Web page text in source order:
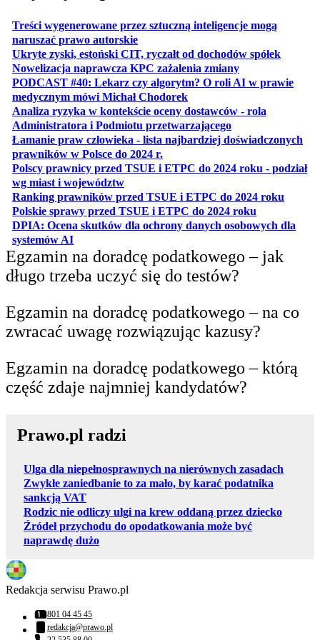
Treści wygenerowane przez sztuczną inteligencje mogą
naruszać prawo autorskieotwiera się w nowej karcie
Ukryte zyski, estoński CIT, ryczałt od dochodów spółekotwiera
Nowelizacja naprawcza KPC zażalenia zmianyotwiera się w
PODCAST #40: Lekarz czy algorytm? O roli AI w prawie
medycznym mówi Michał Chodorekotwiera się w nowej karcie
Analiza ryzyka w kontekście oceny dostawców - rola
Administratora i Podmiotu przetwarzającegootwiera się w
Łamanie praw człowieka - lista najbardziej doświadczonych
prawników w Polsce do 2024 r.
Polscy prawnicy przed TSUE i ETPC do 2024 roku - podział
wg miast i województwotwiera się w nowej karcie
Ranking prawników przed TSUE i ETPC do 2024 roku
Polskie sprawy przed TSUE i ETPC do 2024 roku
DPIA: Ocena skutków dla ochrony danych osobowych dla
systemów AIotwiera się w nowej karcie
Egzamin na doradcę podatkowego – jak
długo trzeba uczyć się do testów?
Egzamin na doradcę podatkowego – na co
zwracać uwagę rozwiązując kazusy?
Egzamin na doradcę podatkowego – którą
część zdaje najmniej kandydatów?
Prawo.pl radzi
Ulga dla niepełnosprawnych na nierównych zasadach
Zwykłe zaniedbanie to za mało, by karać podatnika
sankcją VAT
Rodzic nie odliczy ulgi na krew oddaną przez dziecko
Źródeł przychodu do opodatkowania może być
naprawdę dużo
Redakcja serwisu Prawo.pl
Numer telefonu:
801 04 45 45
Adres email:
redakcja@prawo.pl